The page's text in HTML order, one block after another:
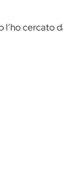
l’ho cercato